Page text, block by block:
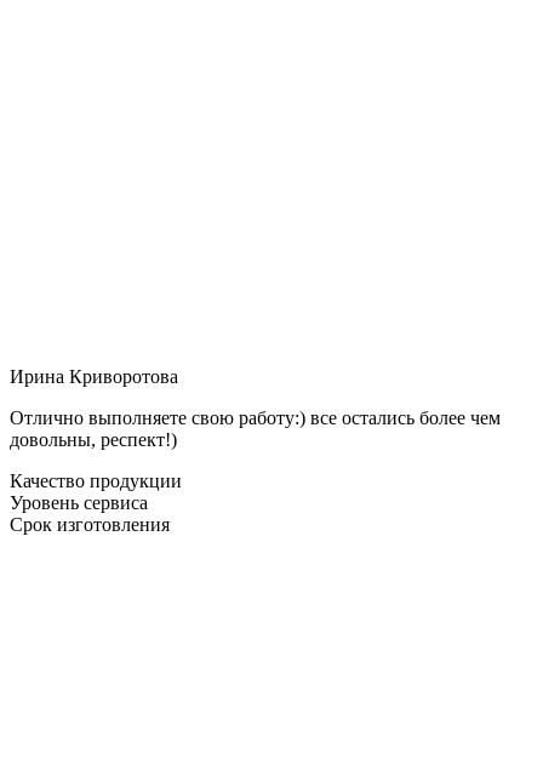
Ирина Криворотова
Отлично выполняете свою работу:) все остались более чем
довольны, респект!)
Качество продукции
Уровень сервиса
Срок изготовления